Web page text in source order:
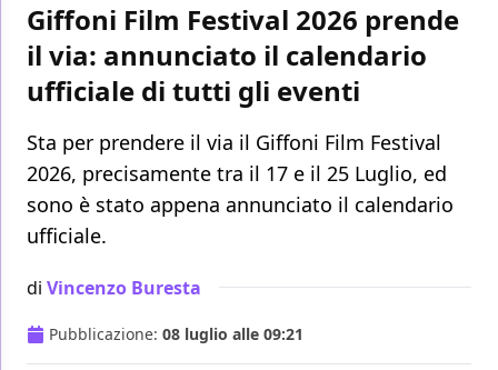
Giffoni Film Festival 2026 prende
il via: annunciato il calendario
ufficiale di tutti gli eventi
Sta per prendere il via il Giffoni Film Festival
2026, precisamente tra il 17 e il 25 Luglio, ed
sono è stato appena annunciato il calendario
ufficiale.
di Vincenzo Buresta
Pubblicazione: 08 luglio alle 09:21